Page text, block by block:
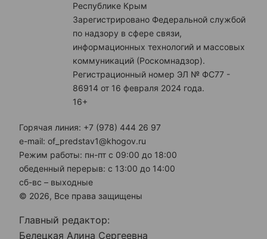
Республике Крым
Зарегистрировано Федеральной службой
по надзору в сфере связи,
информационных технологий и массовых
коммуникаций (Роскомнадзор).
Регистрационный номер ЭЛ № ФС77 -
86914 от 16 февраля 2024 года.
16+
Горячая линия: +7 (978) 444 26 97
e-mail: of_predstav1@khogov.ru
Режим работы: пн-пт с 09:00 до 18:00
обеденный перерыв: с 13:00 до 14:00
сб-вс – выходные
© 2026, Все права защищены
Главный редактор:
Белецкая Алина Сергеевна